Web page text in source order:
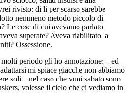
rivisto: di li per scarso sarebbe
nemmeno metodo piccolo di
Le cose di cui avevamo parlato
superate? Aveva riabilitato la
Ossessione.
periodo gli ho annotazione: – ed
mi spiace giacche non abbiamo
soli – nel caso che vuoi sabato sono
volesse il cielo che ci vediamo in